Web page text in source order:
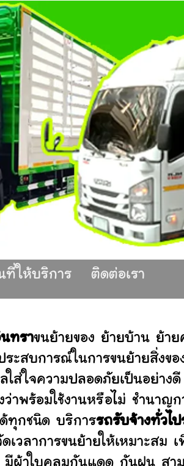
ที่ให้บริการ ติดต่อเรา
ทราขนย้ายของ ย้ายบ้าน ย้า
สบการณ์ในการขนย้ายสิ่งขอ
ใส่ใจความปลอดภัยเป็นอย่
าพร้อมใช้งานหรือไม่ ชำนา
ทุกชนิด บริการรถรับจ้างทั่วไ
เวลาการขนย้ายให้เหมาะสม